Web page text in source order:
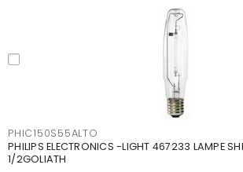
PHIC150S55ALTO
PHILIPS ELECTRONICS -LIGHT 467233 LAMPE
1/2GOLIATH